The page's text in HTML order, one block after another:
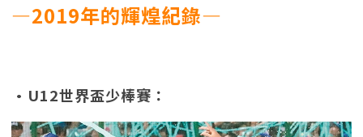
—2019年的輝煌紀錄—
•U12世界盃少棒賽：